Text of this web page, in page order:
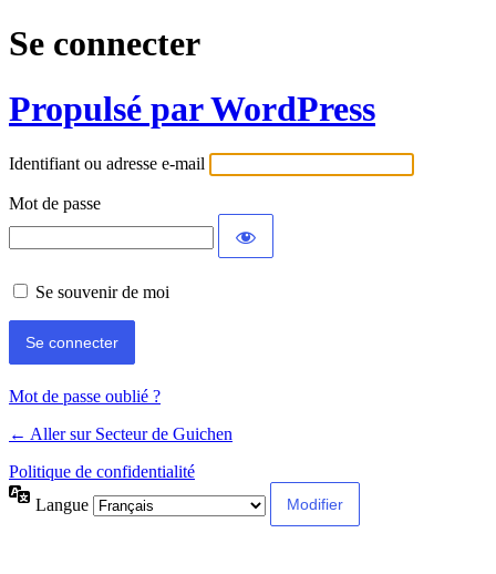
Se connecter
Propulsé par WordPress
Identifiant ou adresse e-mail
Mot de passe
Se souvenir de moi
Mot de passe oublié ?
← Aller sur Secteur de Guichen
Politique de confidentialité
Langue